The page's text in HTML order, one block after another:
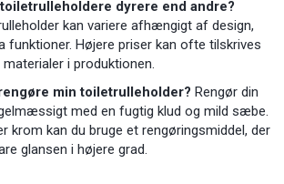
dyrere end andre?
kan variere afhængigt af design,
funktioner. Højere priser kan ofte tilskrives
i produktionen.
min toiletrulleholder? Rengør din
med en fugtig klud og mild sæbe.
krom kan du bruge et rengøringsmiddel, der
glansen i højere grad.